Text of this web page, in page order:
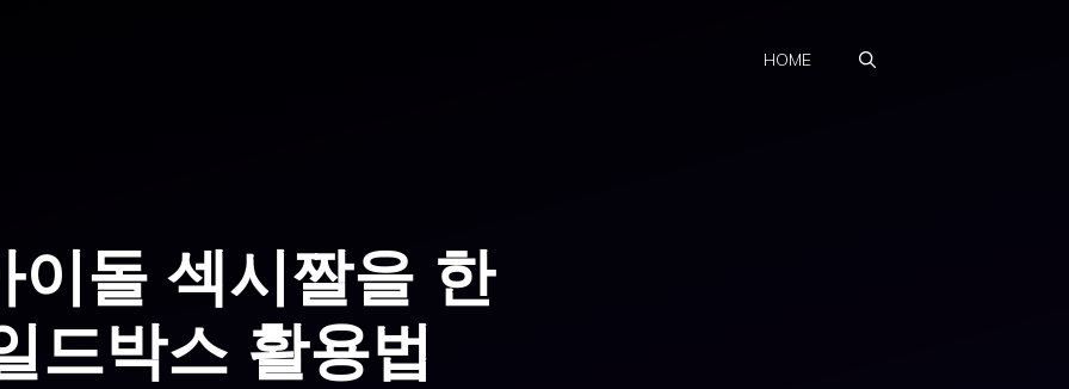
HOME
이돌 섹시짤을 한
드박스 활용법